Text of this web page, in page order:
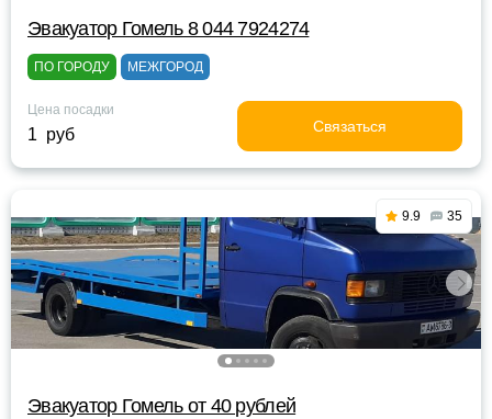
Эвакуатор Гомель 8 044 7924274
ПО ГОРОДУ МЕЖГОРОД
Цена посадки
1 руб Связаться
9.9 35
Эвакуатор Гомель от 40 рублей